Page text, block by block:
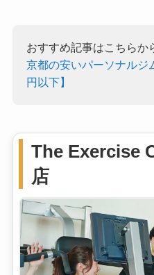
おすすめ記事はこちらか
京都の安いパーソナルジ
円以下】
The Exercise
店